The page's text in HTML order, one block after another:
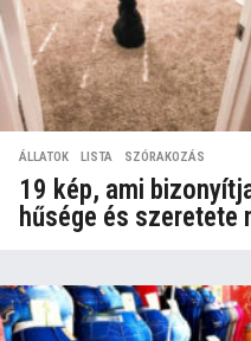
ÁLLATOK ,LISTA ,SZÓRAKOZÁS
19 kép, ami
hűsége és szeretete